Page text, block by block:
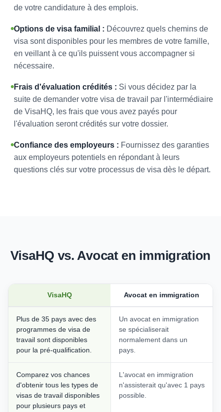
de votre candidature à des emplois.
Options de visa familial : Découvrez quels chemins de
visa sont disponibles pour les membres de votre famille,
en veillant à ce qu'ils puissent vous accompagner si
nécessaire.
Frais d'évaluation crédités : Si vous décidez par la
suite de demander votre visa de travail par l'intermédiaire
de VisaHQ, les frais que vous avez payés pour
l'évaluation seront crédités sur votre dossier.
Confiance des employeurs : Fournissez des garanties
aux employeurs potentiels en répondant à leurs
questions clés sur votre processus de visa dès le départ.
VisaHQ vs. Avocat en immigration
VisaHQ Avocat en immigration
Plus de 35 pays avec des
programmes de visa de
travail sont disponibles
pour la pré-qualification.
Un avocat en immigration
se spécialiserait
normalement dans un
pays.
Comparez vos chances
d'obtenir tous les types de
visas de travail disponibles
pour plusieurs pays et
L'avocat en immigration
n'assisterait qu'avec 1 pays
possible.